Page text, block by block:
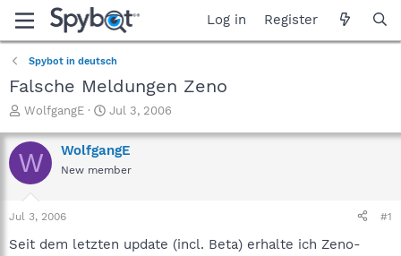
Log in Register
Spybot in deutsch
Falsche Meldungen Zeno
T
r
e
a
t
a
WolfgangE
S
a
r
t
e
Jul 3, 2006
W WolfgangE
New member
Jul 3, 2006 #1
Seit dem letzten update (incl. Beta) erhalte ich Zeno-